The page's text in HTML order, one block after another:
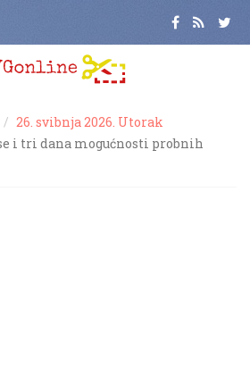
26. svibnja 2026. Utorak
i tri dana mogućnosti probnih